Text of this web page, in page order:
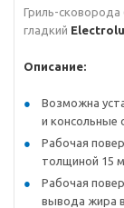
Гриль-сковорода
гладкий
Описание:
Возможна
и консольные
Рабочая
толщиной 15
Рабочая
вывода жира